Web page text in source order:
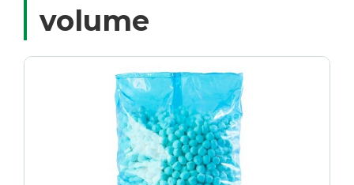
volume